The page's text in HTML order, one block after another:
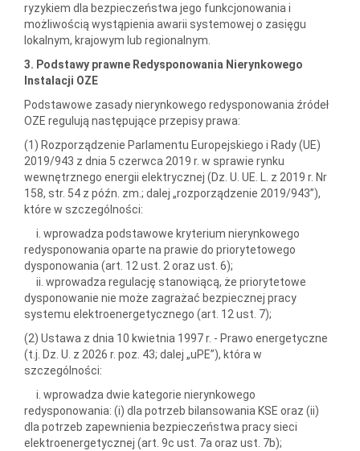
ryzykiem dla bezpieczeństwa jego funkcjonowania i
możliwością wystąpienia awarii systemowej o zasięgu
lokalnym, krajowym lub regionalnym.
3. Podstawy prawne Redysponowania Nierynkowego
Instalacji OZE
Podstawowe zasady nierynkowego redysponowania źródeł
OZE regulują następujące przepisy prawa:
(1) Rozporządzenie Parlamentu Europejskiego i Rady (UE)
2019/943 z dnia 5 czerwca 2019 r. w sprawie rynku
wewnętrznego energii elektrycznej (Dz. U. UE. L. z 2019 r. Nr
158, str. 54 z późn. zm.; dalej „rozporządzenie 2019/943”),
które w szczególności:
i. wprowadza podstawowe kryterium nierynkowego
redysponowania oparte na prawie do priorytetowego
dysponowania (art. 12 ust. 2 oraz ust. 6);
ii. wprowadza regulację stanowiącą, że priorytetowe
dysponowanie nie może zagrażać bezpiecznej pracy
systemu elektroenergetycznego (art. 12 ust. 7);
(2) Ustawa z dnia 10 kwietnia 1997 r. - Prawo energetyczne
(t.j. Dz. U. z 2026 r. poz. 43; dalej „uPE”), która w
szczególności:
i. wprowadza dwie kategorie nierynkowego
redysponowania: (i) dla potrzeb bilansowania KSE oraz (ii)
dla potrzeb zapewnienia bezpieczeństwa pracy sieci
elektroenergetycznej (art. 9c ust. 7a oraz ust. 7b);